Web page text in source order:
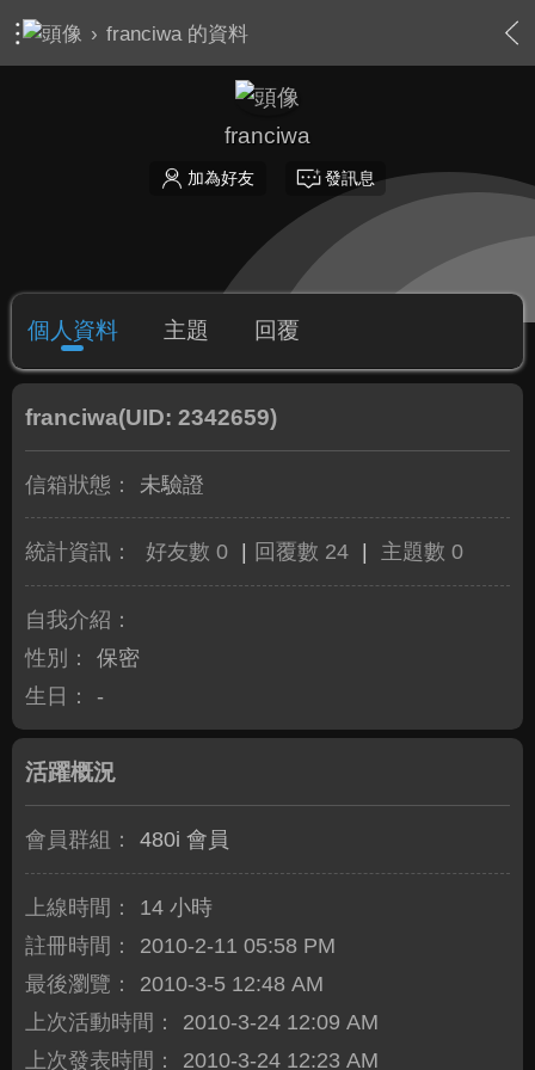
› franciwa 的資料
franciwa
加為好友 發訊息
個人資料 主題 回覆
franciwa(UID: 2342659)
信箱狀態： 未驗證
統計資訊： 好友數 0 回覆數 24 主題數 0
自我介紹：
性別：
保密
生日：
-
活躍概況
會員群組： 480i 會員
上線時間：
14 小時
註冊時間：
2010-2-11 05:58 PM
最後瀏覽：
2010-3-5 12:48 AM
上次活動時間：
2010-3-24 12:09 AM
上次發表時間：
2010-3-24 12:23 AM